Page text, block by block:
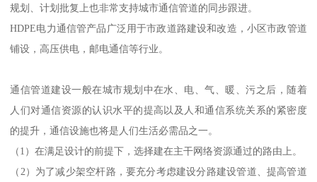
规划、计划批复上也非常支持城市通信管道的同步跟进。
HDPE电力通信管产品广泛用于市政道路建设和改造，小区市政管道
铺设，高压供电，邮电通信等行业。
通信管道建设一般在城市规划中在水、电、气、暖、污之后，随着
人们对通信资源的认识水平的提高以及人和通信系统关系的紧密度
的提升，通信设施也将是人们生活必需品之一。
（1）在满足设计的前提下，选择建在主干网络资源通过的路由上。
（2）为了减少架空杆路，要充分考虑建设分路建设管道、提高管道